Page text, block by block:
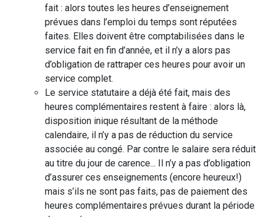
fait : alors toutes les heures d’enseignement
prévues dans l’emploi du temps sont réputées
faites. Elles doivent être comptabilisées dans le
service fait en fin d’année, et il n’y a alors pas
d’obligation de rattraper ces heures pour avoir un
service complet.
Le service statutaire a déjà été fait, mais des
heures complémentaires restent à faire : alors là,
disposition inique résultant de la méthode
calendaire, il n’y a pas de réduction du service
associée au congé. Par contre le salaire sera réduit
au titre du jour de carence... Il n’y a pas d’obligation
d’assurer ces enseignements (encore heureux!)
mais s’ils ne sont pas faits, pas de paiement des
heures complémentaires prévues durant la période